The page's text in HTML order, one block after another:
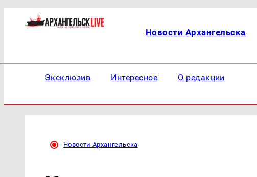
Новости Архангельска
Эксклюзив Интересное О редакции
Новости Архангельска